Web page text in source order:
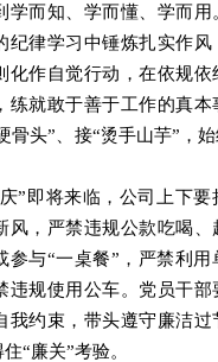
学而知、学而懂、学而用
纪律学习中锤炼扎实作风
化作自觉行动，在依规依
练就敢于善于工作的真本
骨头”、接“烫手山芋”，
”即将来临，公司上下要
风，严禁违规公款吃喝、
参与“一桌餐”，严禁利用
违规使用公车。党员干部
我约束，带头遵守廉洁过
“廉关”考验。